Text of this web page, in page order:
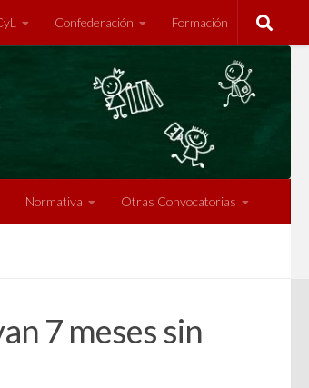
Confederación Formación
Normativa Otras Convocatorias
7 meses sin